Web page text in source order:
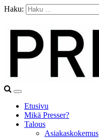
Haku:
Etusivu
Mikä Presser?
Talous
Asiakaskokemus